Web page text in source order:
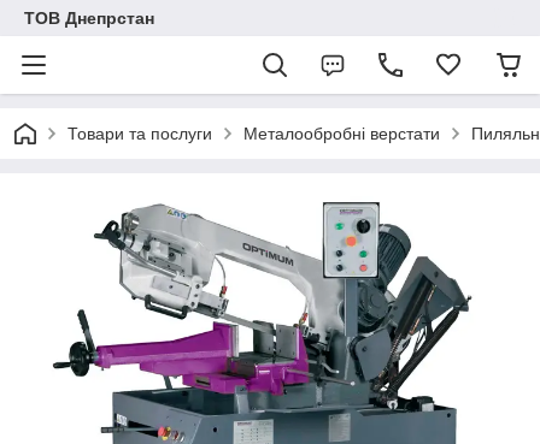
ТОВ Днепрстан
Товари та послуги Металообробні верстати